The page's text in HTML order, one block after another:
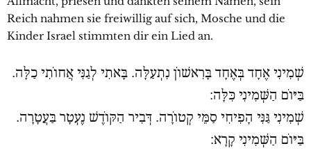
Reich nahmen sie freiwillig auf sich, Mosche und die
Kinder Israel stimmten dir ein Lied an.
שְׁמִינִי אֶחָד בְּאֶחָד בָּרִאשׁוֹן נִתְעַלָּה. בָּאתִי לְגַנִּי אֲחוֹתִי כַלָּה.
בַּיּוֹם הַשְּׁמִינִי כִּלָּה:
שְׁמִינִי גַּנִּי הָפִיחִי סַמֵּי קְטוֹרָה. דְּבִיר הַקּוֹדֶשׁ נֶעְטָר בַּעֲטָרָה.
בַּיּוֹם הַשְּׁמִינִי קָרָא: